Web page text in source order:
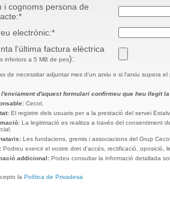
i cognoms persona de
electrònic:*
l'última factura elèctrica
inferiors a 5 MB de pes):
de necessitar adjuntar mes d'un arxiu o si l'arxiu supera
l'enviament d'aquest formulari confirmeu que heu llegit
Cecot.
El registre dels usuaris per a la prestació del servei
La legitimació es realitza a través del consentiment
Les fundacions, gremis i associacions del Grup
Podreu exercir el vostre dret d'accés, rectificació, oposició,
addicional: Podeu consultar la informació detallada
la Política de Privadesa